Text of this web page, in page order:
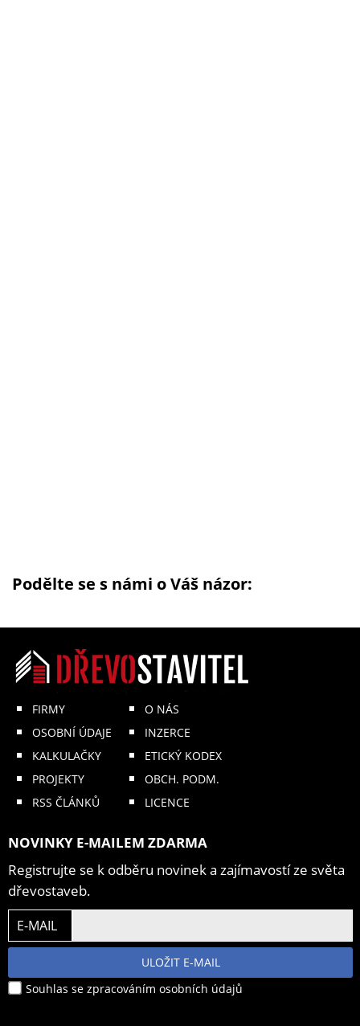
Podělte se s námi o Váš názor:
FIRMY
OSOBNÍ ÚDAJE
KALKULAČKY
PROJEKTY
RSS ČLÁNKŮ
O NÁS
INZERCE
ETICKÝ KODEX
OBCH. PODM.
LICENCE
NOVINKY E-MAILEM ZDARMA
Registrujte se k odběru novinek a zajímavostí ze světa
dřevostaveb.
E-MAIL
ULOŽIT E-MAIL
Souhlas se zpracováním osobních údajů